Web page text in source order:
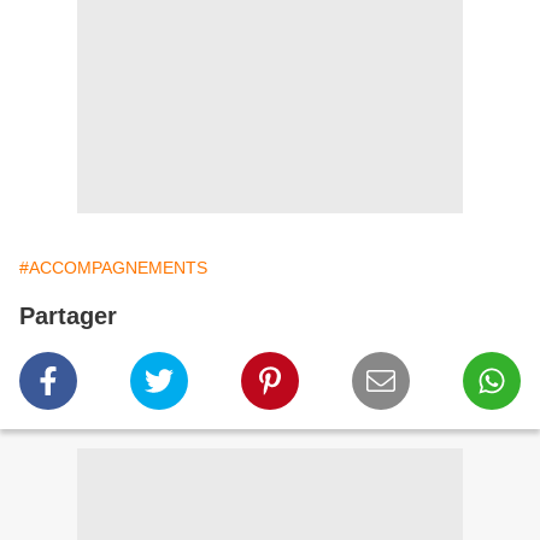
#ACCOMPAGNEMENTS
Partager